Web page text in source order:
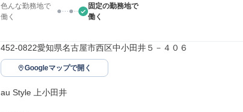
色んな勤務地で
働く
固定の勤務地で
働く
452-0822愛知県名古屋市西区中小田井５－４０６
Googleマップで開く
au Style 上小田井